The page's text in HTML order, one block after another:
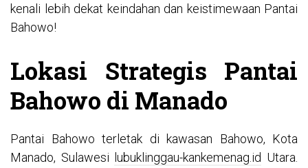
kenali lebih dekat keindahan dan keistimewaan Pantai
Bahowo!
Lokasi Strategis Pantai
Bahowo di Manado
Pantai Bahowo terletak di kawasan Bahowo, Kota
Manado, Sulawesi lubuklinggau-kankemenag.id Utara.